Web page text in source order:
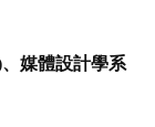
媒體設計學系